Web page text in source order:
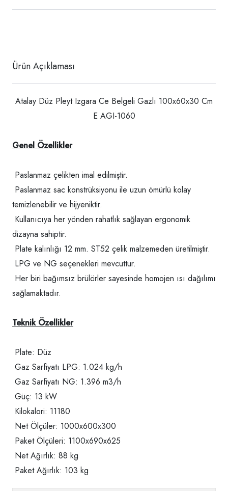
Ürün Açıklaması
Atalay Düz Pleyt Izgara Ce Belgeli Gazlı 100x60x30 Cm
E AGI-1060
Genel Özellikler
Paslanmaz çelikten imal edilmiştir.
Paslanmaz sac konstrüksiyonu ile uzun ömürlü kolay
temizlenebilir ve hijyeniktir.
Kullanıcıya her yönden rahatlık sağlayan ergonomik
dizayna sahiptir.
Plate kalınlığı 12 mm. ST52 çelik malzemeden üretilmiştir.
LPG ve NG seçenekleri mevcuttur.
Her biri bağımsız brülörler sayesinde homojen ısı dağılımı
sağlamaktadır.
Teknik Özellikler
Plate: Düz
Gaz Sarfiyatı LPG: 1.024 kg/h
Gaz Sarfiyatı NG: 1.396 m3/h
Güç: 13 kW
Kilokalori: 11180
Net Ölçüler: 1000x600x300
Paket Ölçüleri: 1100x690x625
Net Ağırlık: 88 kg
Paket Ağırlık: 103 kg